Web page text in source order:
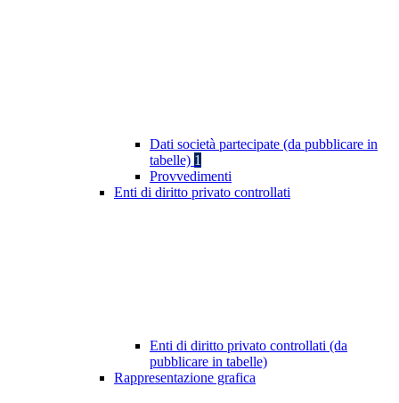
Dati società partecipate (da pubblicare in
tabelle) 1
Provvedimenti
Enti di diritto privato controllati
Enti di diritto privato controllati (da
pubblicare in tabelle)
Rappresentazione grafica